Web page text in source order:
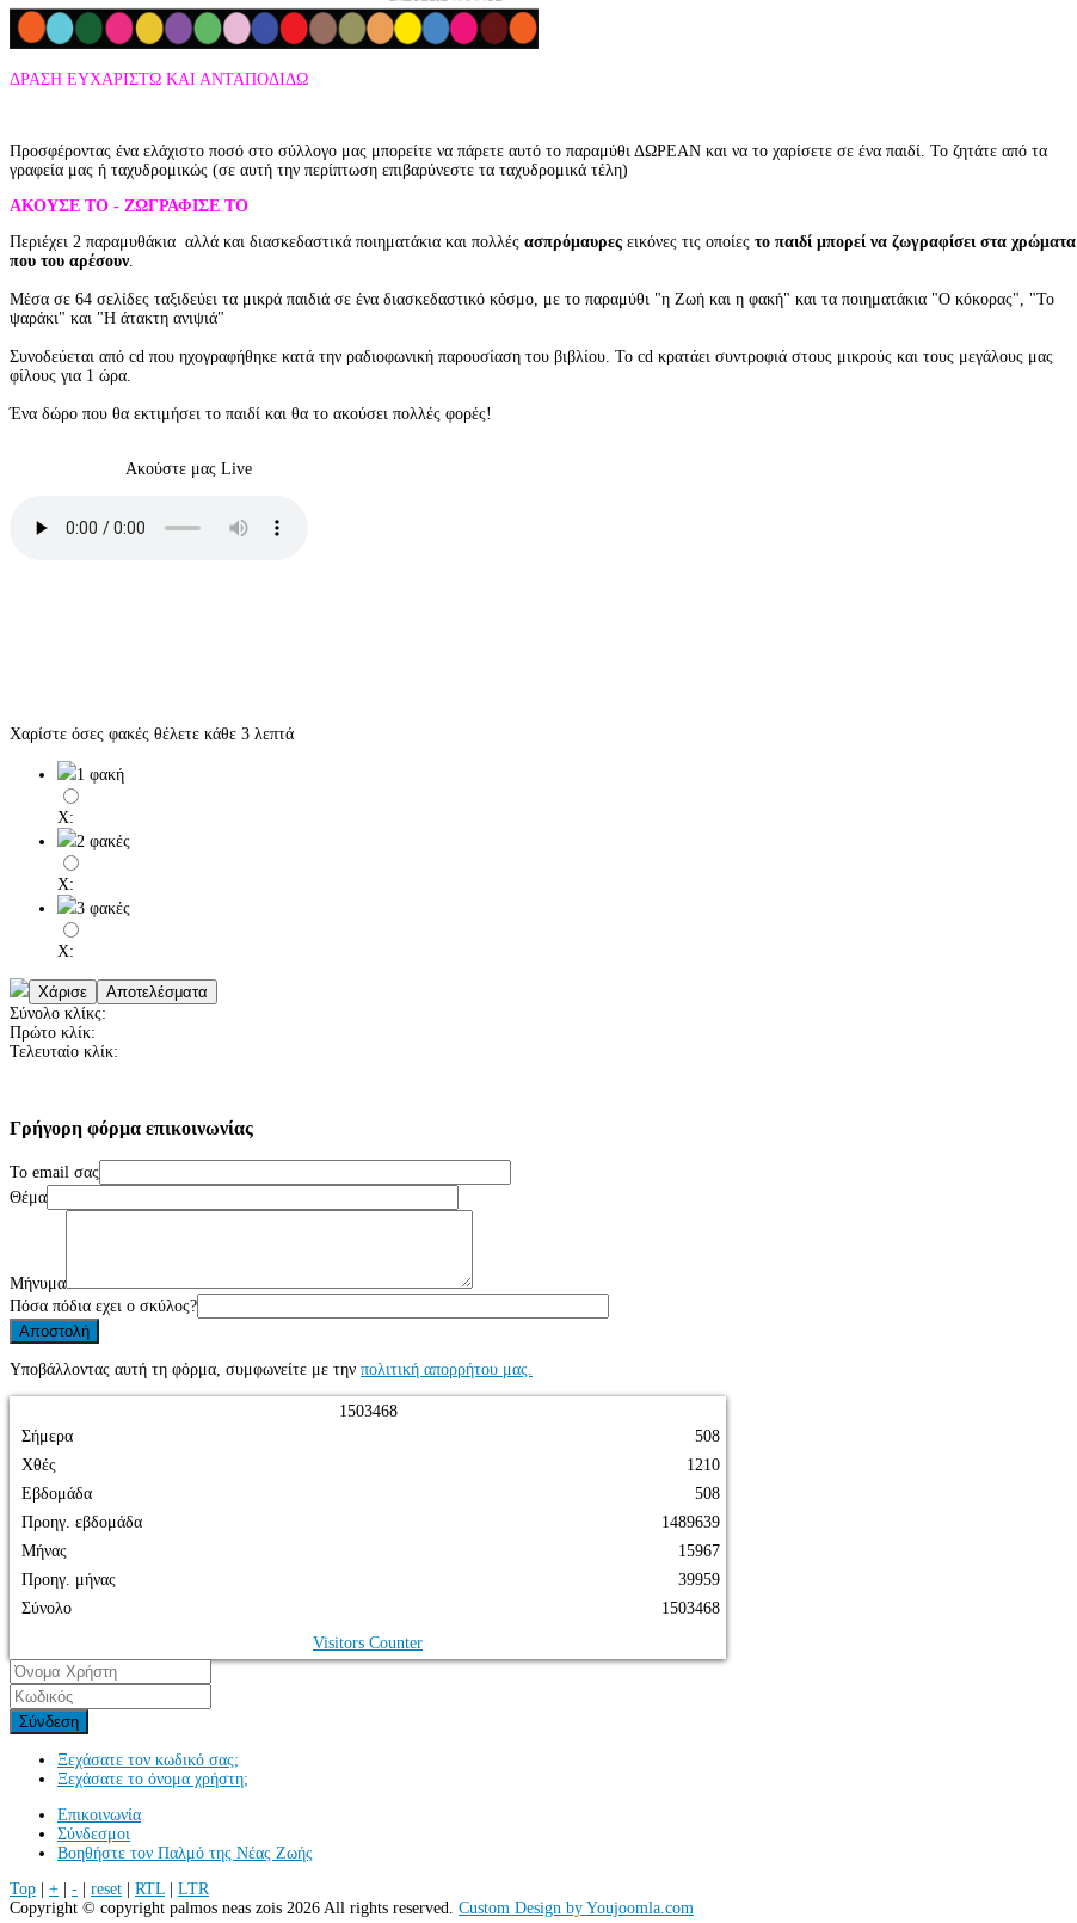
ΔΡΑΣΗ ΕΥΧΑΡΙΣΤΩ ΚΑΙ ΑΝΤΑΠΟΔΙΔΩ
Προσφέροντας ένα ελάχιστο ποσό στο σύλλογο μας μπορείτε να πάρετε αυτό το παραμύθι ΔΩΡΕΑΝ και να το χαρίσετε σε ένα παιδί. Το ζητάτε από τα
γραφεία μας ή ταχυδρομικώς (σε αυτή την περίπτωση επιβαρύνεστε τα ταχυδρομικά τέλη)
ΑΚΟΥΣΕ ΤΟ - ΖΩΓΡΑΦΙΣΕ ΤΟ
Περιέχει 2 παραμυθάκια αλλά και διασκεδαστικά ποιηματάκια και πολλές ασπρόμαυρες εικόνες τις οποίες το παιδί μπορεί να ζωγραφίσει στα χρώματα
που του αρέσουν
Μέσα σε 64 σελίδες ταξιδεύει τα μικρά παιδιά σε ένα διασκεδαστικό κόσμο, με το παραμύθι "η Ζωή και η φακή" και τα ποιηματάκια "Ο κόκορας", "Το
ψαράκι" και "Η άτακτη ανιψιά"
Συνοδεύεται από cd που ηχογραφήθηκε κατά την ραδιοφωνική παρουσίαση του βιβλίου. Το cd κρατάει συντροφιά στους μικρούς και τους μεγάλους μας
φίλους για 1 ώρα.
Ένα δώρο που θα εκτιμήσει το παιδί και θα το ακούσει πολλές φορές!
Ακούστε μας Live
Χαρίστε όσες φακές θέλετε κάθε 3 λεπτά
1 φακή
X:
2 φακές
X:
3 φακές
X:
Σύνολο κλίκς:
Πρώτο κλίκ:
Τελευταίο κλίκ:
Γρήγορη φόρμα επικοινωνίας
Το email σας
Θέμα
Μήνυμα
Πόσα πόδια εχει ο σκύλος?
Υποβάλλοντας αυτή τη φόρμα, συμφωνείτε με την πολιτική απορρήτου μας.
1503468
Σήμερα
Χθές
Εβδομάδα
Προηγ. εβδομάδα
Μήνας
Προηγ. μήνας
Σύνολο
508
1210
508
1489639
15967
39959
1503468
Visitors Counter
Σύνδεση
Ξεχάσατε τον κωδικό σας;
Ξεχάσατε το όνομα χρήστη;
Επικοινωνία
Σύνδεσμοι
Βοηθήστε τον Παλμό της Νέας Ζωής
Top
+ - reset RTL
LTR
Copyright © copyright palmos neas zois 2026 All rights reserved. Custom Design by Youjoomla.com